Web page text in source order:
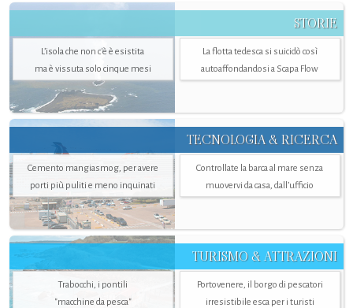
STORIE
L’isola che non c'è è esistita
ma è vissuta solo cinque mesi
La flotta tedesca si suicidò così
autoaffondandosi a Scapa Flow
TECNOLOGIA & RICERCA
Cemento mangiasmog, per avere
porti più puliti e meno inquinati
Controllate la barca al mare senza
muovervi da casa, dall’ufficio
TURISMO & ATTRAZIONI
Trabocchi, i pontili
"macchine da pesca"
Portovenere, il borgo di pescatori
irresistibile esca per i turisti